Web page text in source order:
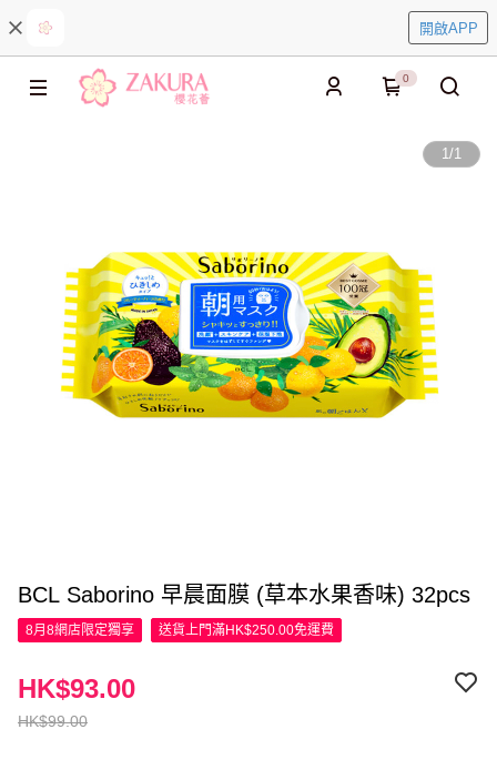
開啟APP
0
1/1
BCL Saborino 早晨面膜 (草本水果香味) 32pcs
8月8網店限定獨享 送貨上門滿HK$250.00免運費
HK$99.00
HK$93.00